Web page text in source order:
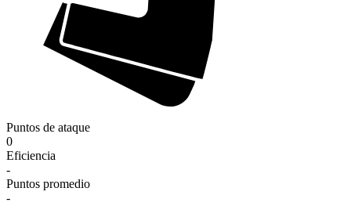
Puntos de ataque
0
Eficiencia
-
Puntos promedio
-